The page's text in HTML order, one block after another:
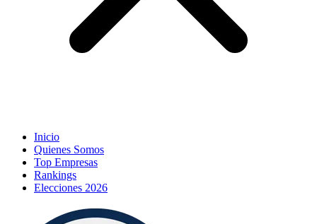
Inicio
Quienes Somos
Top Empresas
Rankings
Elecciones 2026